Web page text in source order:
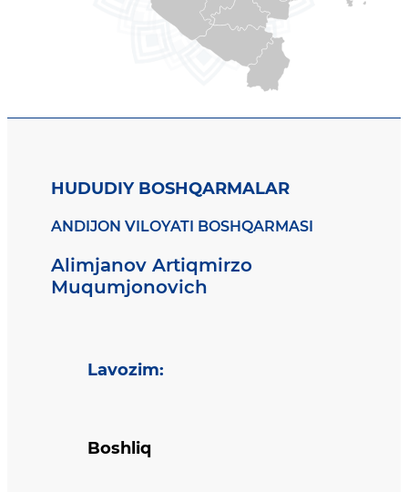
HUDUDIY BOSHQARMALAR
ANDIJON VILOYATI BOSHQARMASI
Alimjanov Artiqmirzo
Muqumjonovich
Lavozim:
Boshliq